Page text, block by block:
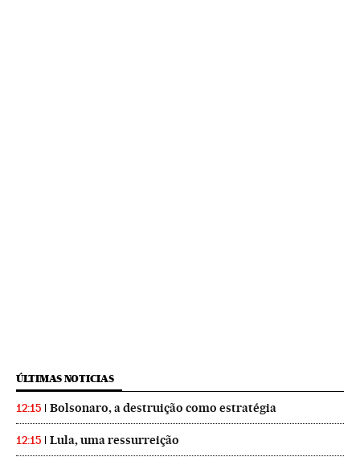
ÚLTIMAS NOTICIAS
12:15 Bolsonaro, a destruição como estratégia
12:15 Lula, uma ressurreição